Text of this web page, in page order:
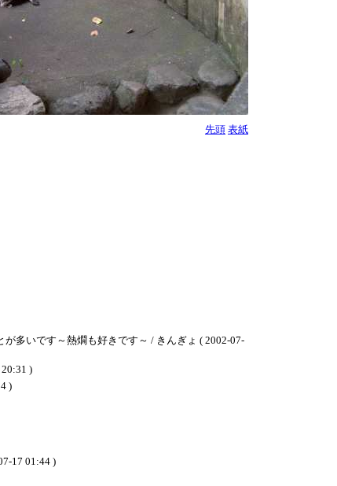
先頭 表紙
多いです～熱燗も好きです～ / きんぎょ ( 2002-07-
)
)
17 01:44 )